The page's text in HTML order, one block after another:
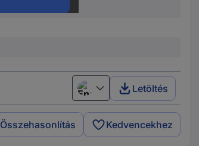
English Letöltés
Összehasonlítás Kedvencekhez